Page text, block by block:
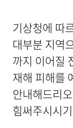
상
기
제
목
작
기상청에 따
대부분 지역
까지 이어질
재해 피해를
안내해드리
힘써주시시